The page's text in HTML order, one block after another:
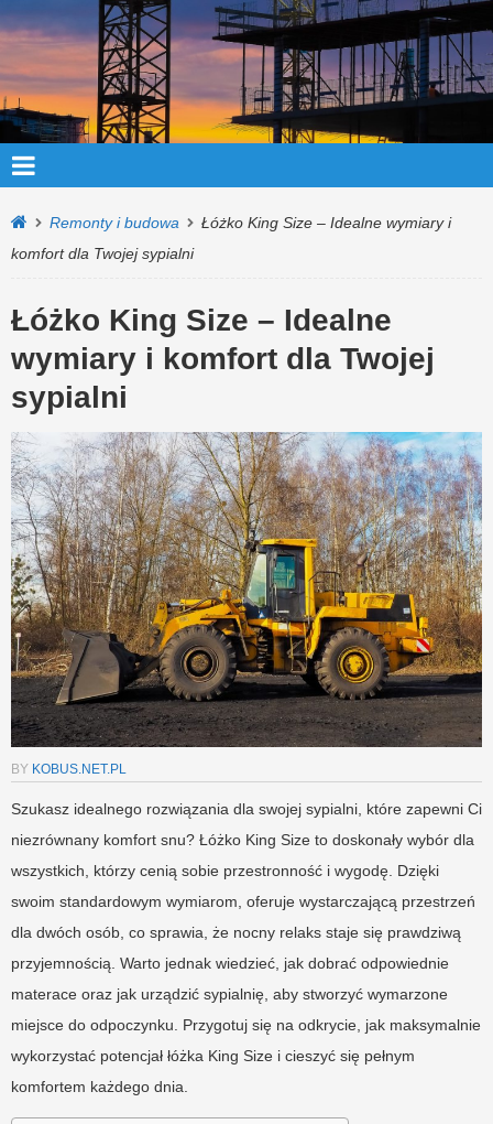
Remonty i budowa
Łóżko King Size – Idealne wymiary i
komfort dla Twojej sypialni
Łóżko King Size – Idealne
wymiary i komfort dla Twojej
sypialni
BY KOBUS.NET.PL
Szukasz idealnego rozwiązania dla swojej sypialni, które zapewni Ci
niezrównany komfort snu? Łóżko King Size to doskonały wybór dla
wszystkich, którzy cenią sobie przestronność i wygodę. Dzięki
swoim standardowym wymiarom, oferuje wystarczającą przestrzeń
dla dwóch osób, co sprawia, że nocny relaks staje się prawdziwą
przyjemnością. Warto jednak wiedzieć, jak dobrać odpowiednie
materace oraz jak urządzić sypialnię, aby stworzyć wymarzone
miejsce do odpoczynku. Przygotuj się na odkrycie, jak maksymalnie
wykorzystać potencjał łóżka King Size i cieszyć się pełnym
komfortem każdego dnia.